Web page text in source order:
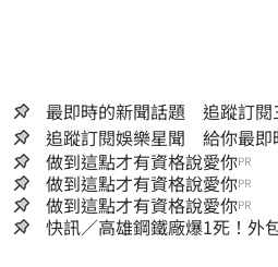
最即時的新聞話題 追蹤訂閱
追蹤訂閱娛樂星聞 給你最即
做到這點才有資格說愛你PR
做到這點才有資格說愛你PR
做到這點才有資格說愛你PR
快訊／高雄鋼鐵廠爆1死！外